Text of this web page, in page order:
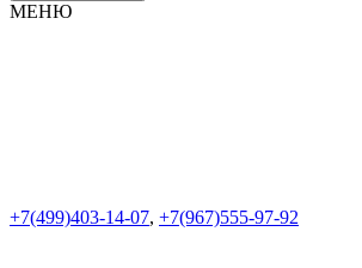
МЕНЮ
+7(499)403-14-07, +7(967)555-97-92